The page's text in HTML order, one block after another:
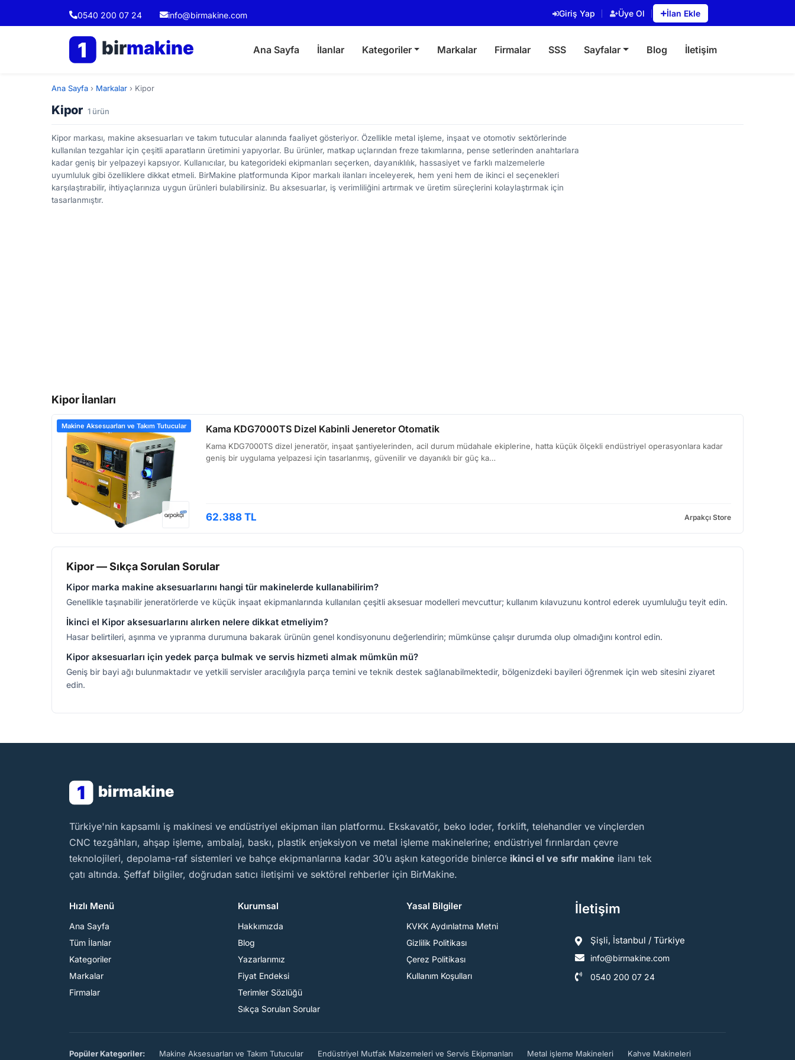
0540 200 07 24 info@birmakine.com Giriş Yap Üye Ol İlan Ekle
1 birmakine Ana Sayfa İlanlar Kategoriler Markalar Firmalar SSS Sayfalar Blog İletişim
Ana Sayfa › Markalar › Kipor
Kipor 1 ürün
Kipor markası, makine aksesuarları ve takım tutucular alanında faaliyet gösteriyor. Özellikle metal işleme, inşaat ve otomotiv sektörlerinde
kullanılan tezgahlar için çeşitli aparatların üretimini yapıyorlar. Bu ürünler, matkap uçlarından freze takımlarına, pense setlerinden anahtarlara
kadar geniş bir yelpazeyi kapsıyor. Kullanıcılar, bu kategorideki ekipmanları seçerken, dayanıklılık, hassasiyet ve farklı malzemelerle
uyumluluk gibi özelliklere dikkat etmeli. BirMakine platformunda Kipor markalı ilanları inceleyerek, hem yeni hem de ikinci el seçenekleri
karşılaştırabilir, ihtiyaçlarınıza uygun ürünleri bulabilirsiniz. Bu aksesuarlar, iş verimliliğini artırmak ve üretim süreçlerini kolaylaştırmak için
tasarlanmıştır.
Kipor İlanları
Makine Aksesuarları ve Takım Tutucular Kama KDG7000TS Dizel Kabinli Jeneretor Otomatik
Kama KDG7000TS dizel jeneratör, inşaat şantiyelerinden, acil durum müdahale ekiplerine, hatta küçük ölçekli endüstriyel operasyonlara kadar
geniş bir uygulama yelpazesi için tasarlanmış, güvenilir ve dayanıklı bir güç ka…
62.388 TL Arpakçı Store
Kipor — Sıkça Sorulan Sorular
Kipor marka makine aksesuarlarını hangi tür makinelerde kullanabilirim?
Genellikle taşınabilir jeneratörlerde ve küçük inşaat ekipmanlarında kullanılan çeşitli aksesuar modelleri mevcuttur; kullanım kılavuzunu kontrol ederek uyumluluğu teyit edin.
İkinci el Kipor aksesuarlarını alırken nelere dikkat etmeliyim?
Hasar belirtileri, aşınma ve yıpranma durumuna bakarak ürünün genel kondisyonunu değerlendirin; mümkünse çalışır durumda olup olmadığını kontrol edin.
Kipor aksesuarları için yedek parça bulmak ve servis hizmeti almak mümkün mü?
Geniş bir bayi ağı bulunmaktadır ve yetkili servisler aracılığıyla parça temini ve teknik destek sağlanabilmektedir, bölgenizdeki bayileri öğrenmek için web sitesini ziyaret
edin.
1 birmakine
BirMakine
Türkiye'nin kapsamlı iş makinesi ve endüstriyel ekipman ilan platformu. Ekskavatör, beko loder, forklift, telehandler ve vinçlerden
CNC tezgâhları, ahşap işleme, ambalaj, baskı, plastik enjeksiyon ve metal işleme makinelerine; endüstriyel fırınlardan çevre
teknolojileri, depolama-raf sistemleri ve bahçe ekipmanlarına kadar 30’u aşkın kategoride binlerce ikinci el ve sıfır makine ilanı tek
çatı altında. Şeffaf bilgiler, doğrudan satıcı iletişimi ve sektörel rehberler için BirMakine.
Hızlı Menü
Ana Sayfa
Tüm İlanlar
Kategoriler
Markalar
Firmalar
Kurumsal
Hakkımızda
Blog
Yazarlarımız
Fiyat Endeksi
Terimler Sözlüğü
Sıkça Sorulan Sorular
Yasal Bilgiler
KVKK Aydınlatma Metni
Gizlilik Politikası
Çerez Politikası
Kullanım Koşulları
İletişim
Şişli, İstanbul / Türkiye
info@birmakine.com
0540 200 07 24
Popüler Kategoriler: Makine Aksesuarları ve Takım Tutucular Endüstriyel Mutfak Malzemeleri ve Servis Ekipmanları Metal işleme Makineleri Kahve Makineleri